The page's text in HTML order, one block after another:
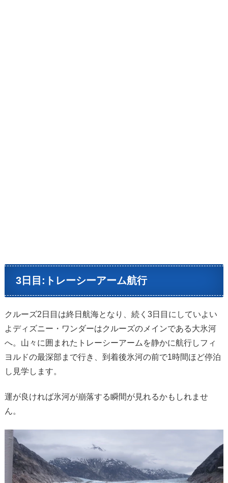
3日目:トレーシーアーム航行
クルーズ2日目は終日航海となり、続く3日目にしていよい
よディズニー・ワンダーはクルーズのメインである大氷河
へ。山々に囲まれたトレーシーアームを静かに航行しフィ
ヨルドの最深部まで行き、到着後氷河の前で1時間ほど停泊
し見学します。
運が良ければ氷河が崩落する瞬間が見れるかもしれませ
ん。